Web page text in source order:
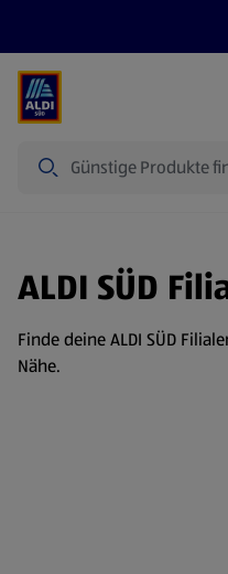
ALDI SÜD
Finde deine ALDI SÜD
Nähe.